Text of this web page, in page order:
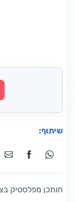
שיתוף:
חותכן מפלסטיק בצבע